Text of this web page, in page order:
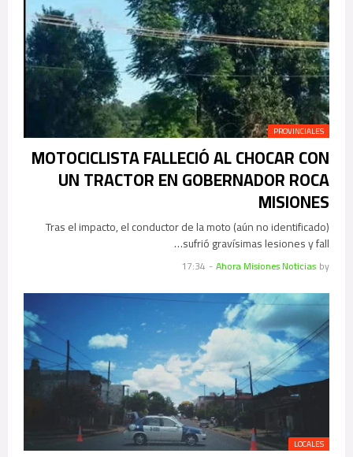
PROVINCIALES
MOTOCICLISTA FALLECIÓ AL CHOCAR CON
UN TRACTOR EN GOBERNADOR ROCA
MISIONES
Tras el impacto, el conductor de la moto (aún no identificado)
sufrió gravísimas lesiones y fall…
by
Ahora Misiones Noticias
-
17:34
LOCALES